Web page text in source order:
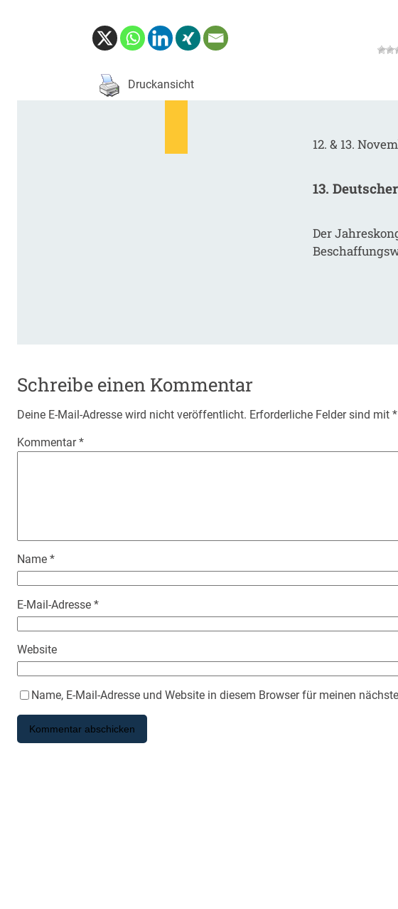
Druckansicht
12. & 13.
13.
Der
Schreibe einen Kommentar
Deine E-Mail-Adresse wird nicht veröffentlicht. Erforderliche Felder sind mit *
Kommentar*
Name *
E-Mail-Adresse *
Website
Name, E-Mail-Adresse und Website in diesem Browser für meinen